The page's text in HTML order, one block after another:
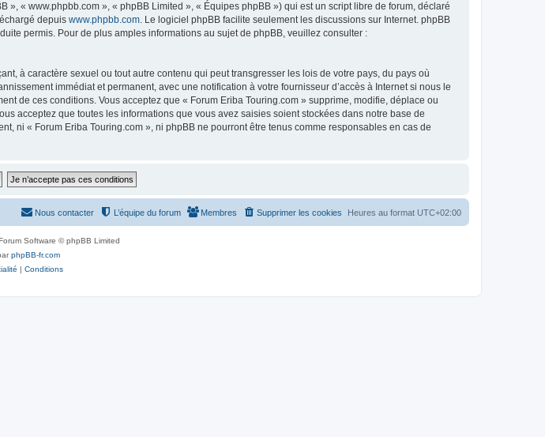
« www.phpbb.com », « phpBB Limited », « Équipes phpBB ») qui est un script libre de forum, déclaré
depuis www.phpbb.com. Le logiciel phpBB facilite seulement les discussions sur Internet. phpBB
permis. Pour de plus amples informations au sujet de phpBB, veuillez consulter :
à caractère sexuel ou tout autre contenu qui peut transgresser les lois de votre pays, du pays où
immédiat et permanent, avec une notification à votre fournisseur d’accès à Internet si nous le
de ces conditions. Vous acceptez que « Forum Eriba Touring.com » supprime, modifie, déplace ou
acceptez que toutes les informations que vous avez saisies soient stockées dans notre base de
ni « Forum Eriba Touring.com », ni phpBB ne pourront être tenus comme responsables en cas de
Heures au format UTC+02:00
Supprimer les cookies
Membres
L’équipe du forum
Nous contacter
Software © phpBB Limited
phpBB-fr.com
| Conditions